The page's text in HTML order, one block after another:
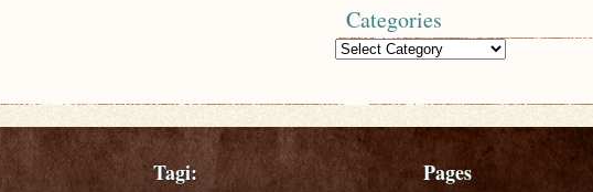
Categories
Categories
Tagi: Pages